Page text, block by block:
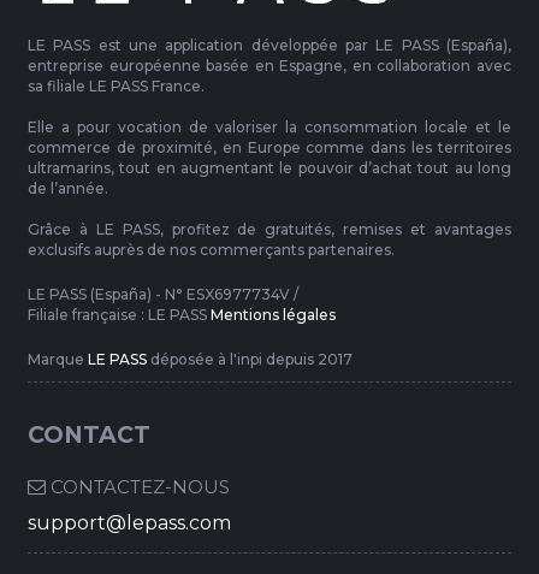
LE PASS est une application développée par LE PASS (España),
entreprise européenne basée en Espagne, en collaboration avec
sa filiale LE PASS France.
Elle a pour vocation de valoriser la consommation locale et le
commerce de proximité, en Europe comme dans les territoires
ultramarins, tout en augmentant le pouvoir d’achat tout au long
de l’année.
Grâce à LE PASS, profitez de gratuités, remises et avantages
exclusifs auprès de nos commerçants partenaires.
LE PASS (España) - N° ESX6977734V /
Filiale française : LE PASS Mentions légales
Marque LE PASSdéposée à l'inpi depuis 2017
CONTACT
CONTACTEZ-NOUS
support@lepass.com